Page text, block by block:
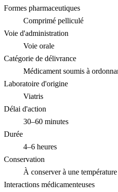
Formes pharmaceutiques
Comprimé pelliculé
Voie d'administration
Voie orale
Catégorie de délivrance
Médicament soumis à
Laboratoire d'origine
Viatris
Délai d'action
30–60 minutes
Durée
4–6 heures
Conservation
À conserver à une
Interactions médicamenteuses